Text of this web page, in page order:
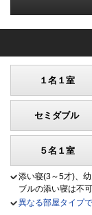
１名１室
セミダブル
５名１室
添い寝(3～5才)、
ブルの添い寝は不
異なる部屋タイプ